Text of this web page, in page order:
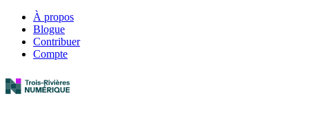
À propos
Blogue
Contribuer
Compte